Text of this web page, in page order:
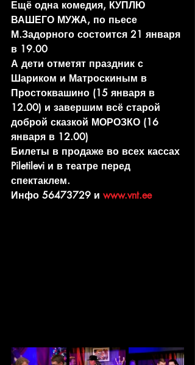
Ещё одна комедия, КУПЛЮ
ВАШЕГО МУЖА, по пьесе
М.Задорного состоится 21 января
в 19.00
А дети отметят праздник с
Шариком и Матроскиным в
Простоквашино (15 января в
12.00) и завершим всё старой
доброй сказкой МОРОЗКО (16
января в 12.00)
Билеты в продаже во всех кассах
Piletilevi и в театре перед
спектаклем.
Инфо 56473729 и www.vnt.ee